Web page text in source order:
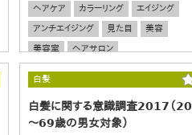
ヘアケア
カラーリング
エイジング
アンチエイジング
見た目
美容
美容室
ヘアサロン
白髪
白髪に関する意識調査2017（20
～69歳の男女対象）